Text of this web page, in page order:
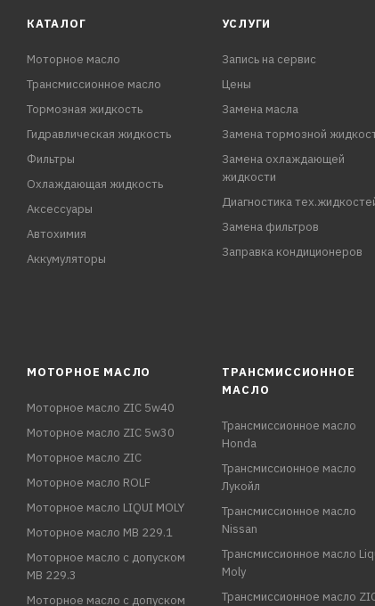
КАТАЛОГ
Моторное масло
Трансмиссионное масло
Тормозная жидкость
Гидравлическая жидкость
Фильтры
Охлаждающая жидкость
Аксессуары
Автохимия
Аккумуляторы
УСЛУГИ
Запись на сервис
Цены
Замена масла
Замена тормозной
Замена охлаждающей
жидкости
Диагностика
Замена фильтров
Заправка кондиционеров
МОТОРНОЕ МАСЛО
Моторное масло ZIC 5w40
Моторное масло ZIC 5w30
Моторное масло ZIC
Моторное масло ROLF
Моторное масло LIQUI MOLY
Моторное масло MB 229.1
Моторное масло с допуском
MB 229.3
Моторное масло с допуском
ТРАНСМИССИОННОЕ
МАСЛО
Трансмиссионное масло
Honda
Трансмиссионное масло
Лукойл
Трансмиссионное масло
Nissan
Трансмиссионное масло
Moly
Трансмиссионное масло